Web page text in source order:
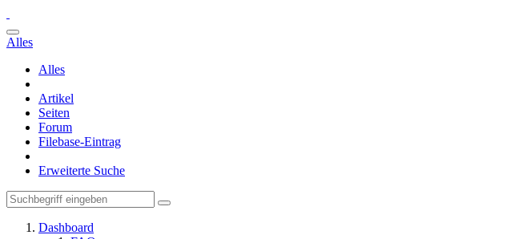
Alles
Alles
Artikel
Seiten
Forum
Filebase-Eintrag
Erweiterte Suche
Dashboard